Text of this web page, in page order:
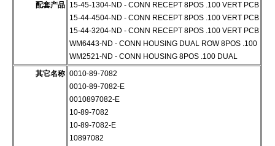
配套产品 15-45-1304-ND - CONN RECEPT 8POS .100 VERT PCB
15-44-4504-ND - CONN RECEPT 8POS .100 VERT PCB
15-44-3204-ND - CONN RECEPT 8POS .100 VERT PCB
WM6443-ND - CONN HOUSING DUAL ROW 8POS .100
WM2521-ND - CONN HOUSING 8POS .100 DUAL
其它名称 0010-89-7082
0010-89-7082-E
0010897082-E
10-89-7082
10-89-7082-E
10897082